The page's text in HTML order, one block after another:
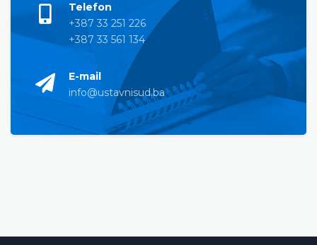
Telefon
+387 33 251 226
+387 33 561 134
E-mail
info@ustavnisud.ba